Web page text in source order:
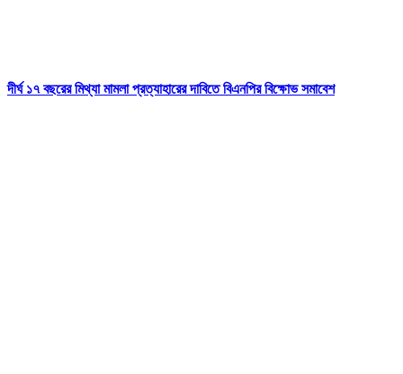
দীর্ঘ ১৭ বছরের মিথ্যা মামলা প্রত্যাহারের দাবিতে বিএনপির বিক্ষোভ সমাবেশ